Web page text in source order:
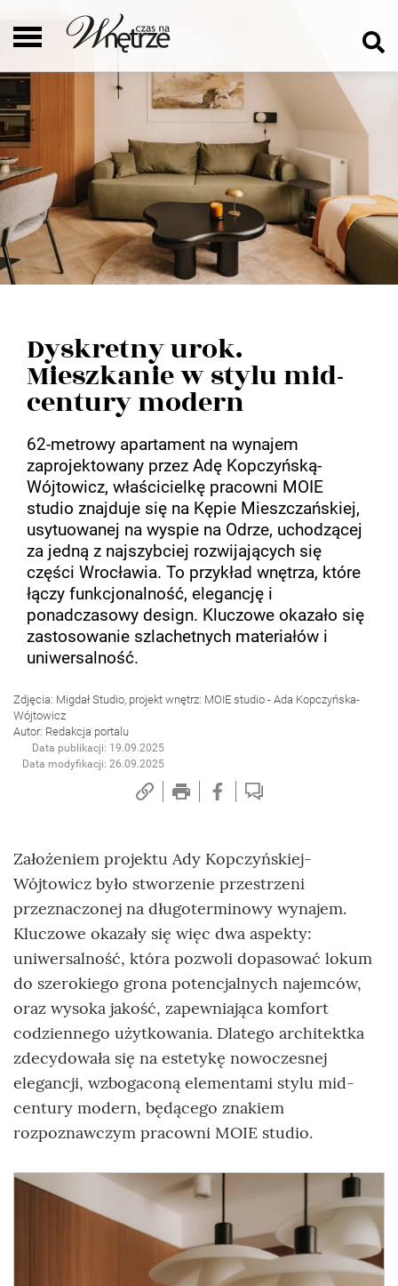
Dyskretny urok.
Mieszkanie w stylu mid-
century modern
62-metrowy apartament na wynajem
zaprojektowany przez Adę Kopczyńską-
Wójtowicz, właścicielkę pracowni MOIE
studio znajduje się na Kępie Mieszczańskiej,
usytuowanej na wyspie na Odrze, uchodzącej
za jedną z najszybciej rozwijających się
części Wrocławia. To przykład wnętrza, które
łączy funkcjonalność, elegancję i
ponadczasowy design. Kluczowe okazało się
zastosowanie szlachetnych materiałów i
uniwersalność.
Zdjęcia: Migdał Studio, projekt wnętrz: MOIE studio - Ada Kopczyńska-
Wójtowicz
Autor: Redakcja portalu
Data publikacji: 19.09.2025
Data modyfikacji: 26.09.2025
Założeniem projektu Ady Kopczyńskiej-
Wójtowicz było stworzenie przestrzeni
przeznaczonej na długoterminowy wynajem.
Kluczowe okazały się więc dwa aspekty:
uniwersalność, która pozwoli dopasować lokum
do szerokiego grona potencjalnych najemców,
oraz wysoka jakość, zapewniająca komfort
codziennego użytkowania. Dlatego architektka
zdecydowała się na estetykę nowoczesnej
elegancji, wzbogaconą elementami stylu mid-
century modern, będącego znakiem
rozpoznawczym pracowni MOIE studio.